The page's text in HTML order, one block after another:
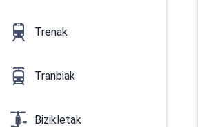
Trenak
Tranbiak
Bizikletak